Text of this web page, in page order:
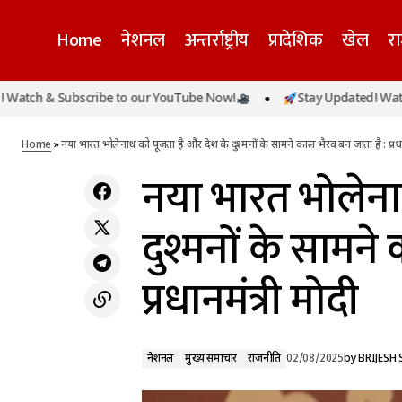
Home नेशनल अन्तर्राष्ट्रीय प्रादेशिक खेल
जम्मू-कश्मीर : कुलगाम में सुरक्षाबलों ने मुठभेड़ में दो
नेशनल
मुख्य समाचार
Subscribe to our YouTube Now! Stay Updated! Watch &
Home»नया भारत भोलेनाथ को पूजता है और देश के दुश्मनों के सामने काल भैरव बन जाता है :
नया भारत
दुश्मनों के सामने
प्रधानमंत्री मोदी
नेशनल मुख्य समाचार राजनीति 02/08/2025byBRIJESH